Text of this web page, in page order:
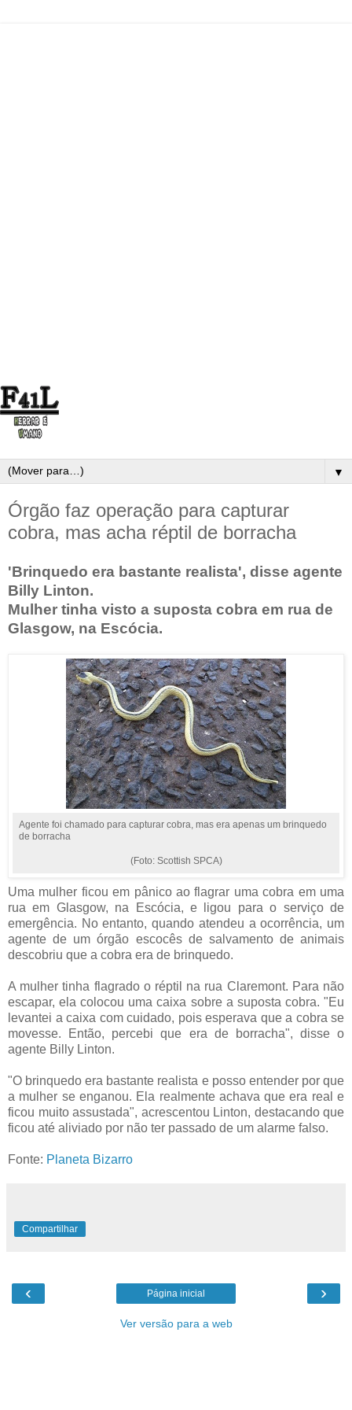
▼
Órgão faz operação para capturar
cobra, mas acha réptil de borracha
'Brinquedo era bastante realista', disse agente
Billy Linton.
Mulher tinha visto a suposta cobra em rua de
Glasgow, na Escócia.
Agente foi chamado para capturar cobra, mas era apenas um brinquedo
de borracha
(Foto: Scottish SPCA)
Uma mulher ficou em pânico ao flagrar uma cobra em uma
rua em Glasgow, na Escócia, e ligou para o serviço de
emergência. No entanto, quando atendeu a ocorrência, um
agente de um órgão escocês de salvamento de animais
descobriu que a cobra era de brinquedo.
A mulher tinha flagrado o réptil na rua Claremont. Para não
escapar, ela colocou uma caixa sobre a suposta cobra. "Eu
levantei a caixa com cuidado, pois esperava que a cobra se
movesse. Então, percebi que era de borracha", disse o
agente Billy Linton.
"O brinquedo era bastante realista e posso entender por que
a mulher se enganou. Ela realmente achava que era real e
ficou muito assustada", acrescentou Linton, destacando que
ficou até aliviado por não ter passado de um alarme falso.
Fonte: Planeta Bizarro
Compartilhar
‹ ›
Página inicial
Ver versão para a web